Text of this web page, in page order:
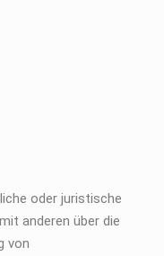
oder juristische
anderen über die
von